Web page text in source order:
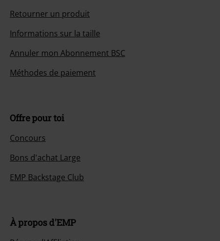
Retourner un produit
Informations sur la taille
Annuler mon Abonnement BSC
Méthodes de paiement
Offre pour toi
Concours
Bons d'achat Large
EMP Backstage Club
À propos d'EMP